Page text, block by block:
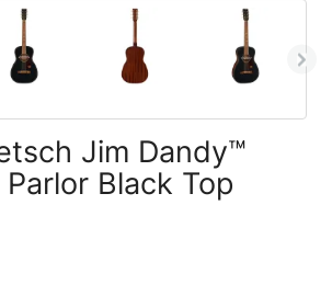
Jim Dandy™
Black Top